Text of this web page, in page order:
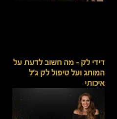
דידי לק – מה חשוב לדעת על
המותג ועל טיפול לק ג'ל
איכותי